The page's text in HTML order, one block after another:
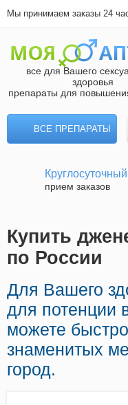
Мы принимаем заказы 24
все для Вашего
здоровья
препараты для
ВСЕ ПРЕПАРАТЫ
Круглосуточный
прием заказов
Купить
по России
Для Вашего
для потенции
можете
знаменитых
город.